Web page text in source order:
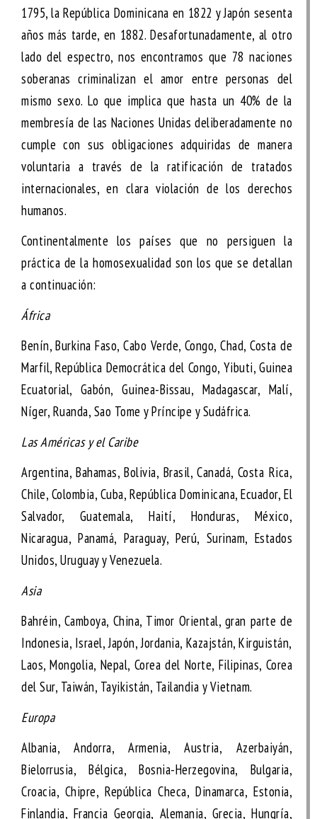
1795, la República Dominicana en 1822 y Japón sesenta
años más tarde, en 1882. Desafortunadamente, al otro
lado del espectro, nos encontramos que 78 naciones
soberanas criminalizan el amor entre personas del
mismo sexo. Lo que implica que hasta un 40% de la
membresía de las Naciones Unidas deliberadamente no
cumple con sus obligaciones adquiridas de manera
voluntaria a través de la ratificación de tratados
internacionales, en clara violación de los derechos
humanos.
Continentalmente los países que no persiguen la
práctica de la homosexualidad son los que se detallan
a continuación:
África
Benín, Burkina Faso, Cabo Verde, Congo, Chad, Costa de
Marfil, República Democrática del Congo, Yibuti, Guinea
Ecuatorial, Gabón, Guinea-Bissau, Madagascar, Malí,
Níger, Ruanda, Sao Tome y Príncipe y Sudáfrica.
Las Américas y el Caribe
Argentina, Bahamas, Bolivia, Brasil, Canadá, Costa Rica,
Chile, Colombia, Cuba, República Dominicana, Ecuador, El
Salvador, Guatemala, Haití, Honduras, México,
Nicaragua, Panamá, Paraguay, Perú, Surinam, Estados
Unidos, Uruguay y Venezuela.
Asia
Bahréin, Camboya, China, Timor Oriental, gran parte de
Indonesia, Israel, Japón, Jordania, Kazajstán, Kirguistán,
Laos, Mongolia, Nepal, Corea del Norte, Filipinas, Corea
del Sur, Taiwán, Tayikistán, Tailandia y Vietnam.
Europa
Albania, Andorra, Armenia, Austria, Azerbaiyán,
Bielorrusia, Bélgica, Bosnia-Herzegovina, Bulgaria,
Croacia, Chipre, República Checa, Dinamarca, Estonia,
Finlandia, Francia Georgia, Alemania, Grecia, Hungría,